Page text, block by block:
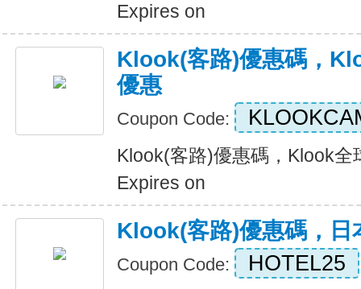
Expires on
Klook(客路)優惠碼，
優惠
Coupon Code:
Klook(客路)優惠碼，Klook全
Expires on
Klook(客路)優惠碼，日
Coupon Code: HOTEL25